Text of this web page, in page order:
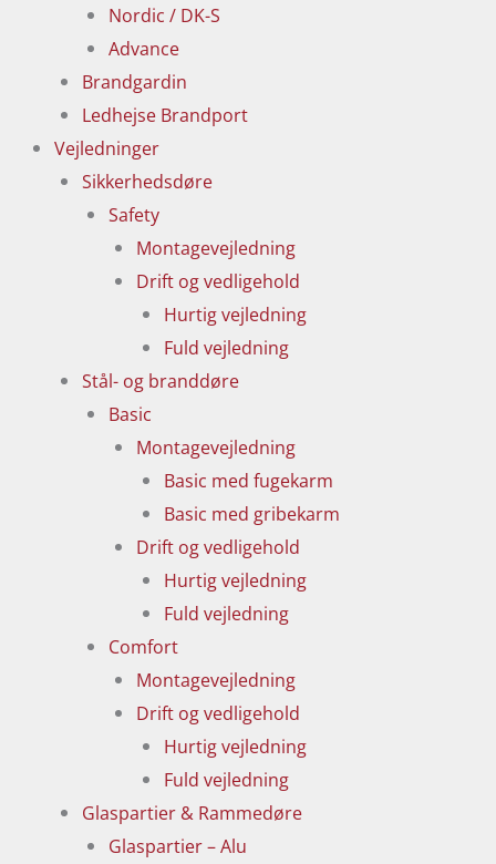
Nordic / DK-S
Advance
Brandgardin
Ledhejse Brandport
Vejledninger
Sikkerhedsdøre
Safety
Montagevejledning
Drift og vedligehold
Hurtig vejledning
Fuld vejledning
Stål- og branddøre
Basic
Montagevejledning
Basic med fugekarm
Basic med gribekarm
Drift og vedligehold
Hurtig vejledning
Fuld vejledning
Comfort
Montagevejledning
Drift og vedligehold
Hurtig vejledning
Fuld vejledning
Glaspartier & Rammedøre
Glaspartier – Alu